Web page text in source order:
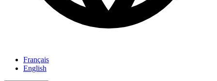
Français
English